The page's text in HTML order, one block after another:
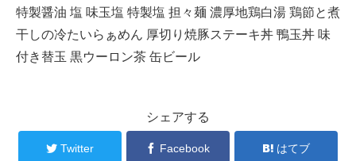
特製醤油 塩 味玉塩 特製塩 担々麺 濃厚地鶏白湯 鶏節と煮
干しの冷たいらぁめん 厚切り焼豚ステーキ丼 鴨玉丼 味
付き替玉 黒ウーロン茶 缶ビール
シェアする
Twitter Facebook はてブ